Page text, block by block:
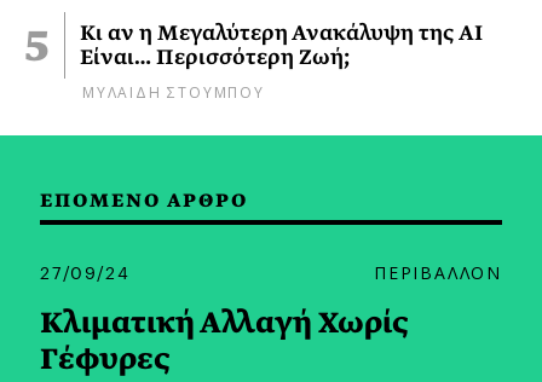
Κι αν η Μεγαλύτερη Ανακάλυψη της AI
Είναι… Περισσότερη Ζωή;
ΜΥΛΑΙΔΗ ΣΤΟΥΜΠΟΥ
ΕΠΟΜΕΝΟ ΑΡΘΡΟ
27/09/24 ΠΕΡΙΒΑΛΛΟΝ
Κλιματική Αλλαγή Χωρίς
Γέφυρες